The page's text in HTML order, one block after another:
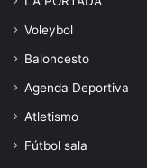
Voleybol
Baloncesto
Agenda Deportiva
Atletismo
Fútbol sala